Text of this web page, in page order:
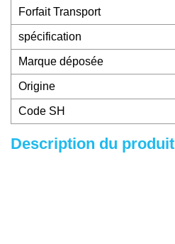
Forfait Transport
spécification
Marque déposée
Origine
Code SH
Description du produit